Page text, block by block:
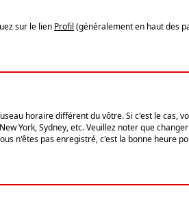
sur le lien Profil (généralement en haut des
horaire différent du vôtre. Si c'est le cas,
York, Sydney, etc. Veuillez noter que
n'êtes pas enregistré, c'est la bonne heure